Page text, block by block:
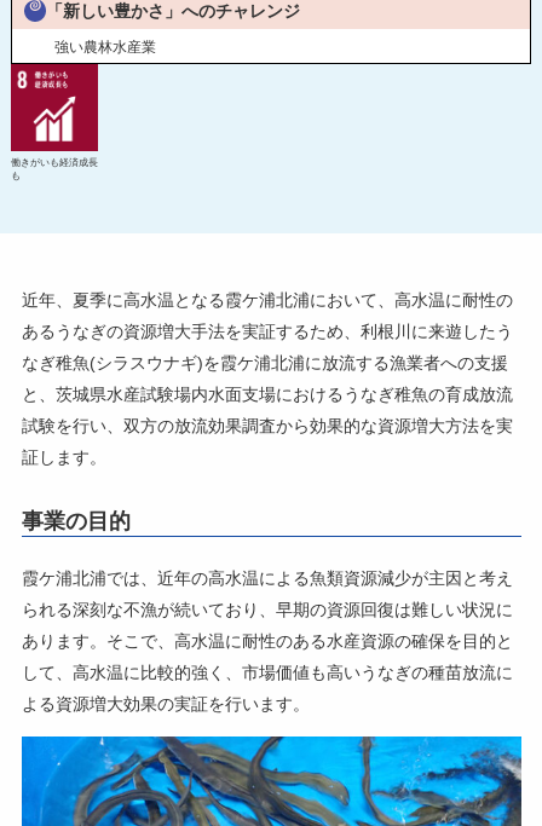
「新しい豊かさ」へのチャレンジ
強い農林水産業
働きがいも経済成長
も
近年、夏季に高水温となる霞ケ浦北浦において、高水温に耐性の
あるうなぎの資源増大手法を実証するため、利根川に来遊したう
なぎ稚魚(シラスウナギ)を霞ケ浦北浦に放流する漁業者への支援
と、茨城県水産試験場内水面支場におけるうなぎ稚魚の育成放流
試験を行い、双方の放流効果調査から効果的な資源増大方法を実
証します。
事業の目的
霞ケ浦北浦では、近年の高水温による魚類資源減少が主因と考え
られる深刻な不漁が続いており、早期の資源回復は難しい状況に
あります。そこで、高水温に耐性のある水産資源の確保を目的と
して、高水温に比較的強く、市場価値も高いうなぎの種苗放流に
よる資源増大効果の実証を行います。